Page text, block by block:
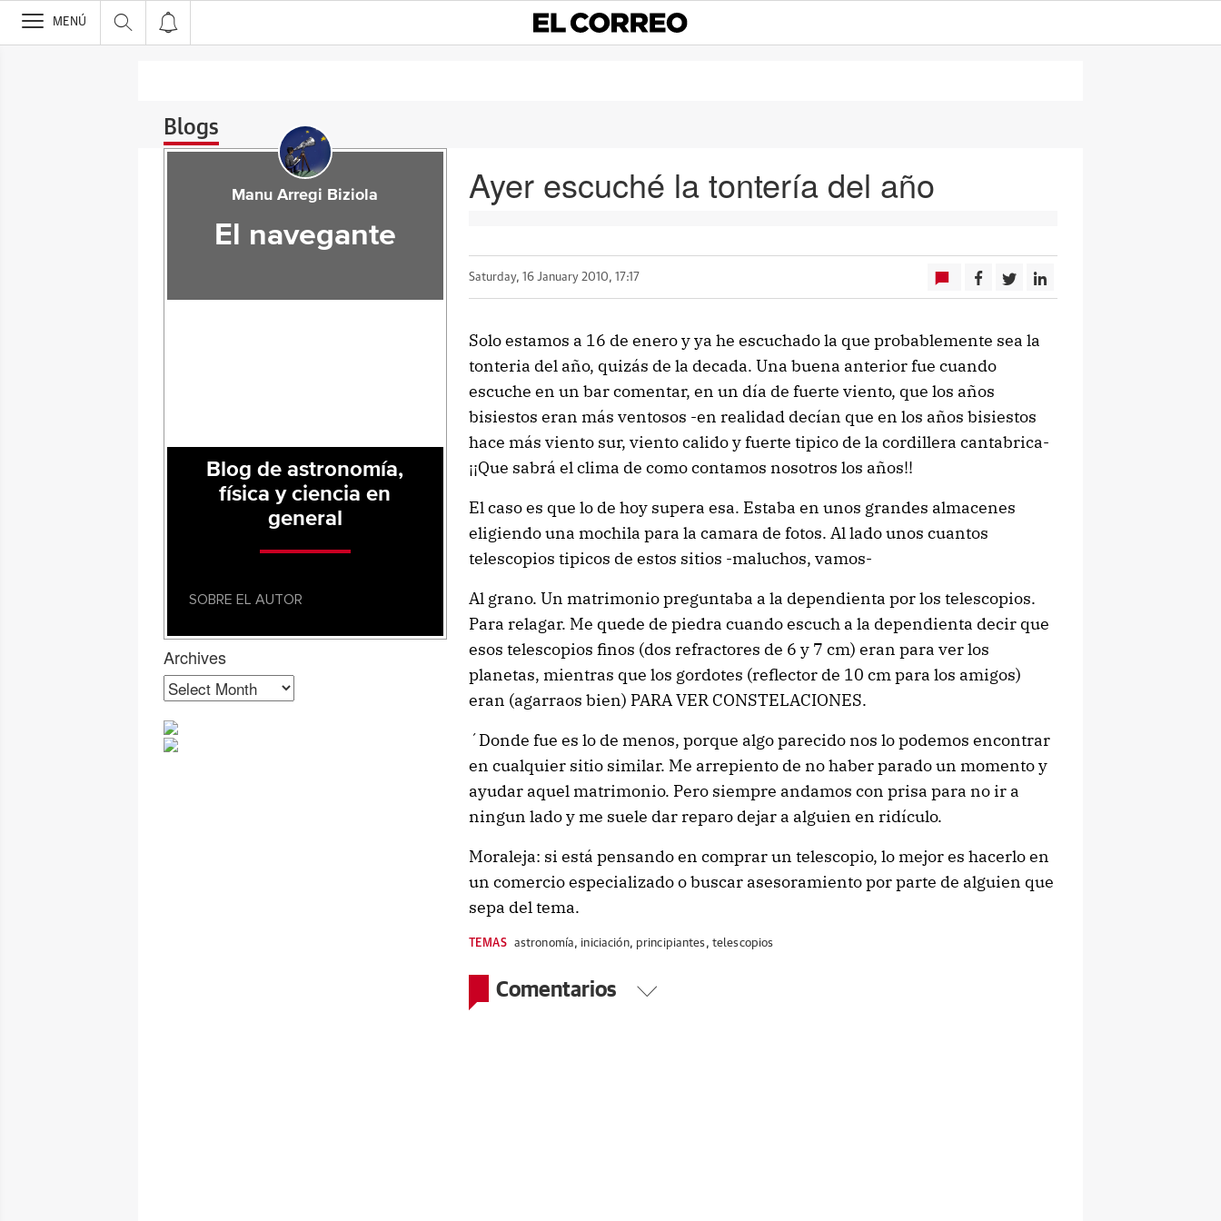
>
MENÚ
Blogs
Ayer escuché la tontería del año
Saturday, 16 January 2010, 17:17
Solo estamos a 16 de enero y ya he escuchado la que probablemente sea la
tonteria del año, quizás de la decada. Una buena anterior fue cuando
escuche en un bar comentar, en un día de fuerte viento, que los años
bisiestos eran más ventosos -en realidad decían que en los años bisiestos
hace más viento sur, viento calido y fuerte tipico de la cordillera cantabrica-
¡¡Que sabrá el clima de como contamos nosotros los años!!
El caso es que lo de hoy supera esa. Estaba en unos grandes almacenes
eligiendo una mochila para la camara de fotos. Al lado unos cuantos
telescopios tipicos de estos sitios -maluchos, vamos-
Al grano. Un matrimonio preguntaba a la dependienta por los telescopios.
Para relagar. Me quede de piedra cuando escuch a la dependienta decir que
esos telescopios finos (dos refractores de 6 y 7 cm) eran para ver los
planetas, mientras que los gordotes (reflector de 10 cm para los amigos)
eran (agarraos bien) PARA VER CONSTELACIONES.
´Donde fue es lo de menos, porque algo parecido nos lo podemos encontrar
en cualquier sitio similar. Me arrepiento de no haber parado un momento y
ayudar aquel matrimonio. Pero siempre andamos con prisa para no ir a
ningun lado y me suele dar reparo dejar a alguien en ridículo.
Moraleja: si está pensando en comprar un telescopio, lo mejor es hacerlo en
un comercio especializado o buscar asesoramiento por parte de alguien que
sepa del tema.
TEMAS astronomía, iniciación, principiantes, telescopios
Comentarios
Manu Arregi Biziola
El navegante
Blog de astronomía,
física y ciencia en
general
SOBRE EL AUTOR
Archives
Archives